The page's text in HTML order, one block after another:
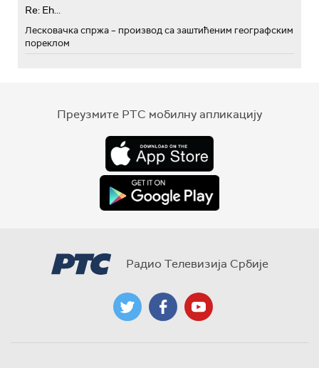
Re: Eh...
Лесковачка спржа – производ са заштићеним географским
пореклом
Преузмите РТС мобилну апликацију
Радио Телевизија Србије